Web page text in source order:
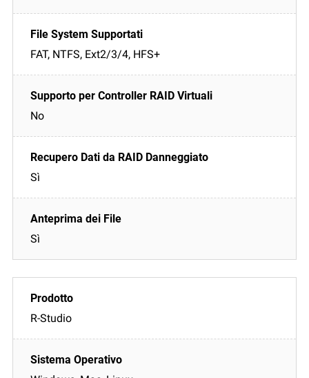
FAT, NTFS, Ext2/3/4, HFS+
No
Sì
Sì
R-Studio